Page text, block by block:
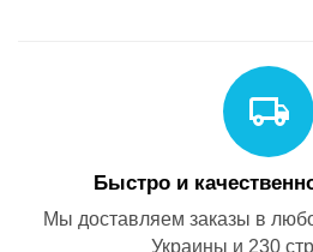
Быстро и
Мы доставляем заказы в
Украины и 230